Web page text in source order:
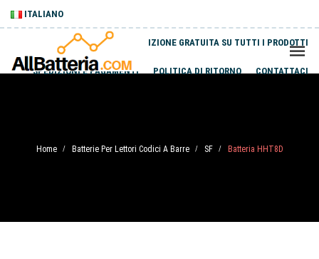
ITALIANO
SPEDIZIONE GRATUITA SU TUTTI I PRODOTTI
SPEDIZIONI E PAGAMENTI POLITICA DI RITORNO CONTATTACI
Home / Batterie Per Lettori Codici A Barre / SF / Batteria HHT8D